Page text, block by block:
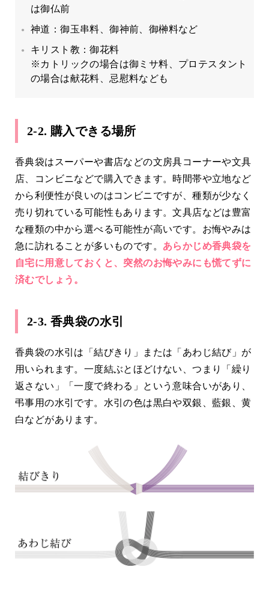
は御仏前
神道：御玉串料、御神前、御榊料など
キリスト教：御花料
※カトリックの場合は御ミサ料、プロテスタント
の場合は献花料、忌慰料なども
2-2. 購入できる場所
香典袋はスーパーや書店などの文房具コーナーや文具
店、コンビニなどで購入できます。時間帯や立地など
から利便性が良いのはコンビニですが、種類が少なく
売り切れている可能性もあります。文具店などは豊富
な種類の中から選べる可能性が高いです。お悔やみは
急に訪れることが多いものです。 あらかじめ香典袋を
自宅に用意しておくと、突然のお悔やみにも慌てずに
済むでしょう。
2-3. 香典袋の水引
香典袋の水引は「結びきり」または「あわじ結び」が
用いられます。一度結ぶとほどけない、つまり「繰り
返さない」「一度で終わる」という意味合いがあり、
弔事用の水引です。水引の色は黒白や双銀、藍銀、黄
白などがあります。